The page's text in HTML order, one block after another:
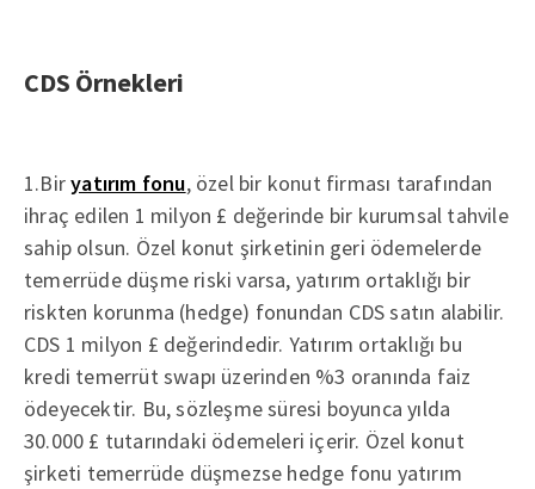
CDS Örnekleri
1.Biryatırım fonu, özel bir konut firması tarafından
ihraç edilen 1 milyon £ değerinde bir kurumsal tahvile
sahip olsun. Özel konut şirketinin geri ödemelerde
temerrüde düşme riski varsa, yatırım ortaklığı bir
riskten korunma (hedge) fonundan CDS satın alabilir.
CDS 1 milyon £ değerindedir. Yatırım ortaklığı bu
kredi temerrüt swapı üzerinden %3 oranında faiz
ödeyecektir. Bu, sözleşme süresi boyunca yılda
30.000 £ tutarındaki ödemeleri içerir. Özel konut
şirketi temerrüde düşmezse hedge fonu yatırım